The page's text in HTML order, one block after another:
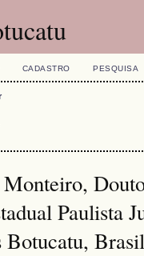
CADASTRO PESQUISA
Paulista
Botucatu, Brasil